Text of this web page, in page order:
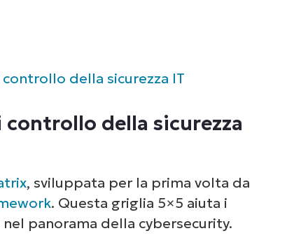
della sicurezza IT
controllo della sicurezza
, sviluppata per la prima volta da
. Questa griglia 5×5 aiuta i
panorama della cybersecurity.